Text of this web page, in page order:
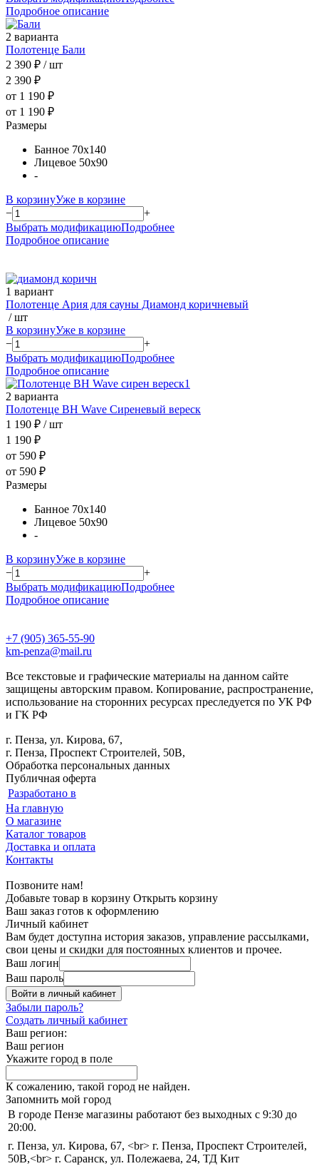
Подробное описание
2 варианта
Полотенце Бали
2 390 ₽ / шт
2 390 ₽
от 1 190 ₽
от 1 190 ₽
Размеры
Банное 70х140
Лицевое 50х90
-
В корзинуУже в корзине
−
+
Выбрать модификациюПодробнее
Подробное описание
1 вариант
Полотенце Ария для сауны Диамонд коричневый
/ шт
В корзинуУже в корзине
−
+
Выбрать модификациюПодробнее
Подробное описание
2 варианта
Полотенце ВН Wave Сиреневый вереск
1 190 ₽ / шт
1 190 ₽
от 590 ₽
от 590 ₽
Размеры
Банное 70х140
Лицевое 50х90
-
В корзинуУже в корзине
−
+
Выбрать модификациюПодробнее
Подробное описание
+7 (905) 365-55-90
km-penza@mail.ru
Все текстовые и графические материалы на данном сайте
защищены авторским правом. Копирование, распространение,
использование на сторонних ресурсах преследуется по УК РФ
и ГК РФ
г. Пенза, ул. Кирова, 67,
г. Пенза, Проспект Строителей, 50В,
Обработка персональных данных
Публичная оферта
Разработано в
На главную
О магазине
Каталог товаров
Доставка и оплата
Контакты
Позвоните нам!
Добавьте товар в корзину Открыть корзину
Ваш заказ готов к оформлению
Личный кабинет
Вам будет доступна история заказов, управление рассылками,
свои цены и скидки для постоянных клиентов и прочее.
Ваш логин
Ваш пароль
Войти в личный кабинет
Забыли пароль?
Создать личный кабинет
Ваш регион:
Ваш регион
Укажите город в поле
К сожалению, такой город не найден.
Запомнить мой город
В городе Пензе магазины работают без выходных с 9:30 до
20:00.
г. Пенза, ул. Кирова, 67, <br> г. Пенза, Проспект Строителей,
50В,<br> г. Саранск, ул. Полежаева, 24, ТД Кит